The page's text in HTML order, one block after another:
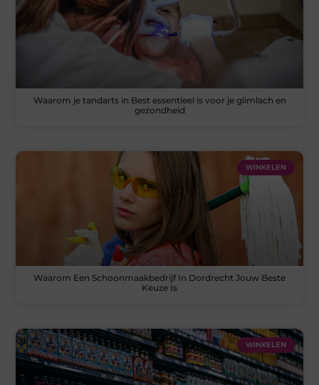
Waarom je tandarts in Best essentieel is voor je glimlach en
gezondheid
WINKELEN
Waarom Een Schoonmaakbedrijf In Dordrecht Jouw Beste
Keuze Is
WINKELEN